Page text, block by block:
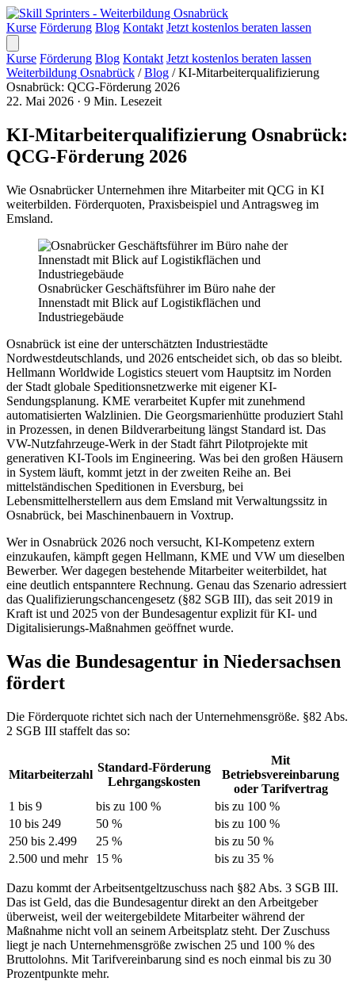
Kurse Förderung Blog Kontakt Jetzt kostenlos beraten lassen
Kurse Förderung Blog Kontakt Jetzt kostenlos beraten lassen
Weiterbildung Osnabrück / Blog / KI-Mitarbeiterqualifizierung
Osnabrück: QCG-Förderung 2026
22. Mai 2026 · 9 Min. Lesezeit
KI-Mitarbeiterqualifizierung Osnabrück:
QCG-Förderung 2026
Wie Osnabrücker Unternehmen ihre Mitarbeiter mit QCG in KI
weiterbilden. Förderquoten, Praxisbeispiel und Antragsweg im
Emsland.
Osnabrücker Geschäftsführer im Büro nahe der
Innenstadt mit Blick auf Logistikflächen und
Industriegebäude
Osnabrück ist eine der unterschätzten Industriestädte
Nordwestdeutschlands, und 2026 entscheidet sich, ob das so bleibt.
Hellmann Worldwide Logistics steuert vom Hauptsitz im Norden
der Stadt globale Speditionsnetzwerke mit eigener KI-
Sendungsplanung. KME verarbeitet Kupfer mit zunehmend
automatisierten Walzlinien. Die Georgsmarienhütte produziert Stahl
in Prozessen, in denen Bildverarbeitung längst Standard ist. Das
VW-Nutzfahrzeuge-Werk in der Stadt fährt Pilotprojekte mit
generativen KI-Tools im Engineering. Was bei den großen Häusern
in System läuft, kommt jetzt in der zweiten Reihe an. Bei
mittelständischen Speditionen in Eversburg, bei
Lebensmittelherstellern aus dem Emsland mit Verwaltungssitz in
Osnabrück, bei Maschinenbauern in Voxtrup.
Wer in Osnabrück 2026 noch versucht, KI-Kompetenz extern
einzukaufen, kämpft gegen Hellmann, KME und VW um dieselben
Bewerber. Wer dagegen bestehende Mitarbeiter weiterbildet, hat
eine deutlich entspanntere Rechnung. Genau das Szenario adressiert
das Qualifizierungschancengesetz (§82 SGB III), das seit 2019 in
Kraft ist und 2025 von der Bundesagentur explizit für KI- und
Digitalisierungs-Maßnahmen geöffnet wurde.
Was die Bundesagentur in Niedersachsen
fördert
Die Förderquote richtet sich nach der Unternehmensgröße. §82 Abs.
2 SGB III staffelt das so:
Mitarbeiterzahl
Standard-Förderung
Lehrgangskosten
Mit
Betriebsvereinbarung
oder Tarifvertrag
1 bis 9
bis zu 100 %
bis zu 100 %
10 bis 249
50 %
bis zu 100 %
250 bis 2.499
25 %
bis zu 50 %
2.500 und mehr
15 % bis zu 35 %
Dazu kommt der Arbeitsentgeltzuschuss nach §82 Abs. 3 SGB III.
Das ist Geld, das die Bundesagentur direkt an den Arbeitgeber
überweist, weil der weitergebildete Mitarbeiter während der
Maßnahme nicht voll an seinem Arbeitsplatz steht. Der Zuschuss
liegt je nach Unternehmensgröße zwischen 25 und 100 % des
Bruttolohns. Mit Tarifvereinbarung sind es noch einmal bis zu 30
Prozentpunkte mehr.